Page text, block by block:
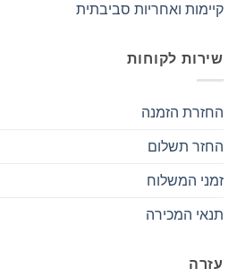
קיימות ואחריות סביבתית
שירות לקוחות
החזרת הזמנה
החזר תשלום
זמני המשלוח
תנאי המכירה
עזרה